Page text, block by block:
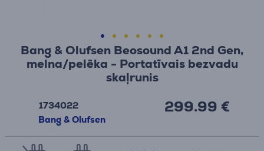
Bang & Olufsen Beosound A1 2nd Gen,
melna/pelēka - Portatīvais bezvadu
skaļrunis
1734022
Bang & Olufsen
299.99 €